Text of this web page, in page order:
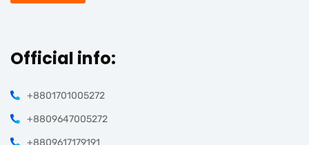
Official info:
+8801701005272
+8809647005272